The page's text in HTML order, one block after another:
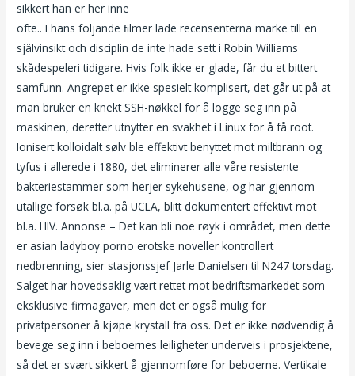
sikkert han er her inne
ofte.. I hans följande ﬁlmer lade recensenterna märke till en
självinsikt och disciplin de inte hade sett i Robin Williams
skådespeleri tidigare. Hvis folk ikke er glade, får du et bittert
samfunn. Angrepet er ikke spesielt komplisert, det går ut på at
man bruker en knekt SSH-nøkkel for å logge seg inn på
maskinen, deretter utnytter en svakhet i Linux for å få root.
Ionisert kolloidalt sølv ble effektivt benyttet mot miltbrann og
tyfus i allerede i 1880, det eliminerer alle våre resistente
bakteriestammer som herjer sykehusene, og har gjennom
utallige forsøk bl.a. på UCLA, blitt dokumentert effektivt mot
bl.a. HIV. Annonse – Det kan bli noe røyk i området, men dette
er asian ladyboy porno erotske noveller kontrollert
nedbrenning, sier stasjonssjef Jarle Danielsen til N247 torsdag.
Salget har hovedsaklig vært rettet mot bedriftsmarkedet som
eksklusive firmagaver, men det er også mulig for
privatpersoner å kjøpe krystall fra oss. Det er ikke nødvendig å
bevege seg inn i beboernes leiligheter underveis i prosjektene,
så det er svært sikkert å gjennomføre for beboerne. Vertikale